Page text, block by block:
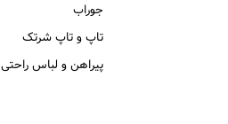
جوراب
تاپ و تاپ شرتک
پیراهن و لباس راحتی